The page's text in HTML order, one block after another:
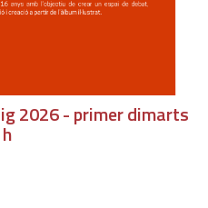
2026 - primer dimarts